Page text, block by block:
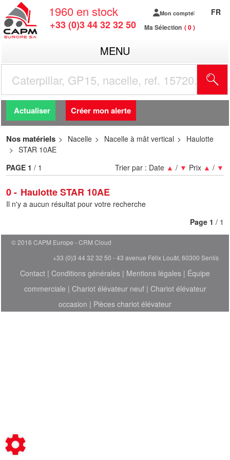
1960 en stock
+33 (0)3 44 32 32 50
Mon compte
Ma Sélection 0
FR
MENU
Actualiser Créer mon alerte
Nos matériels Nacelle Nacelle à mât vertical
Haulotte
STAR 10AE
0 Haulotte STAR 10AE
Trier par : Date ▲ / ▼ Prix ▲ / ▼
PAGE 1 / 1
Il n'y a aucun résultat pour votre recherche
Page 1 / 1
© 2016 CAPM Europe
CRM Cloud
+33 (0)3 44 32 32 50 - 43 avenue Félix Louât, 60300 Senlis
Contact | Conditions générales | Mentions légales | Équipe
commerciale | Chariot élévateur neuf| Chariot élévateur
occasion | Pièces chariot élévateur